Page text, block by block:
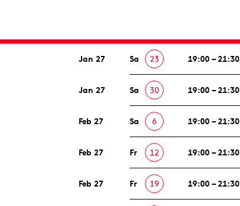
Jan 27 Sa 23 19:00 – 21:30
Jan 27 Sa 30 19:00 – 21:30
Feb 27 Sa 6 19:00 – 21:30
Feb 27 Fr 12 19:00 – 21:30
Feb 27 Fr 19 19:00 – 21:30